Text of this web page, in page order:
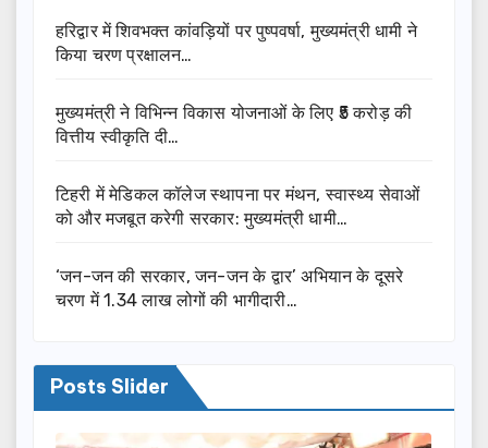
हरिद्वार में शिवभक्त कांवड़ियों पर पुष्पवर्षा, मुख्यमंत्री धामी ने
किया चरण प्रक्षालन…
मुख्यमंत्री ने विभिन्न विकास योजनाओं के लिए ₹5 करोड़ की
वित्तीय स्वीकृति दी…
टिहरी में मेडिकल कॉलेज स्थापना पर मंथन, स्वास्थ्य सेवाओं
को और मजबूत करेगी सरकार: मुख्यमंत्री धामी…
‘जन-जन की सरकार, जन-जन के द्वार’ अभियान के दूसरे
चरण में 1.34 लाख लोगों की भागीदारी…
Posts Slider